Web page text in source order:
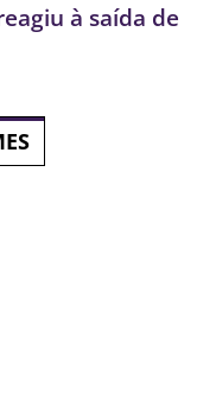
à saída de